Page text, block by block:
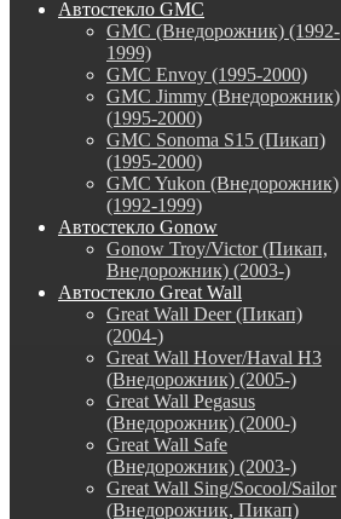
Автостекло GMC
GMC (Внедорожник) (1992-
1999)
GMC Envoy (1995-2000)
GMC Jimmy (Внедорожник)
(1995-2000)
GMC Sonoma S15 (Пикап)
(1995-2000)
GMC Yukon (Внедорожник)
(1992-1999)
Автостекло Gonow
Gonow Troy/Victor (Пикап,
Внедорожник) (2003-)
Автостекло Great Wall
Great Wall Deer (Пикап)
(2004-)
Great Wall Hover/Haval H3
(Внедорожник) (2005-)
Great Wall Pegasus
(Внедорожник) (2000-)
Great Wall Safe
(Внедорожник) (2003-)
Great Wall Sing/Socool/Sailor
(Внедорожник, Пикап)